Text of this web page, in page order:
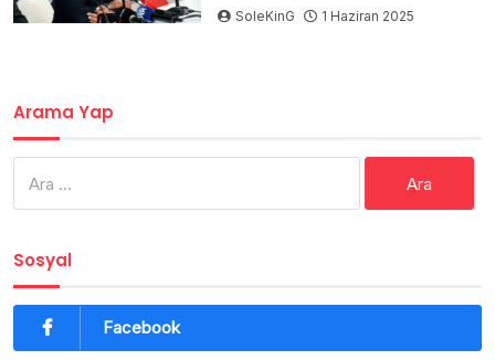
SoleKinG 1 Haziran 2025
Arama Yap
Sosyal
Facebook